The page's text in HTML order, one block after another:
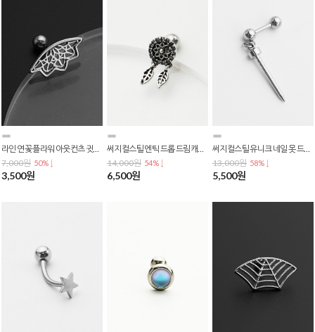
7,000원 50% ↓
3,500원
14,000원 54% ↓
6,500원
써지컬스틸 유니크 네일 못 드롭 바벨 피어싱 P-0801
13,000원 58% ↓
5,500원